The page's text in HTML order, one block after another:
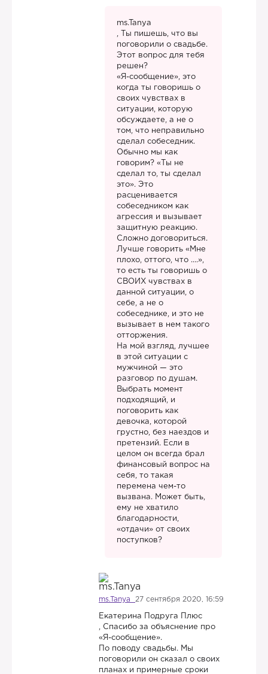
ms.Tanya
, Ты пишешь, что вы
поговорили о свадьбе.
Этот вопрос для тебя
решен?
«Я-сообщение», это
когда ты говоришь о
своих чувствах в
ситуации, которую
обсуждаете, а не о
том, что неправильно
сделал собеседник.
Обычно мы как
говорим? «Ты не
сделал то, ты сделал
это». Это
расценивается
собеседником как
агрессия и вызывает
защитную реакцию.
Сложно договориться.
Лучше говорить «Мне
плохо, оттого, что ....»,
то есть ты говоришь о
СВОИХ чувствах в
данной ситуации, о
себе, а не о
собеседнике, и это не
вызывает в нем такого
отторжения.
На мой взгляд, лучшее
в этой ситуации с
мужчиной — это
разговор по душам.
Выбрать момент
подходящий, и
поговорить как
девочка, которой
грустно, без наездов и
претензий. Если в
целом он всегда брал
финансовый вопрос на
себя, то такая
перемена чем-то
вызвана. Может быть,
ему не хватило
благодарности,
«отдачи» от своих
поступков?
ms.Tanya 27 сентября 2020, 16:59
Екатерина Подруга Плюс
, Спасибо за объяснение про
«Я-сообщение».
По поводу свадьбы. Мы
поговорили он сказал о своих
планах и примерные сроки